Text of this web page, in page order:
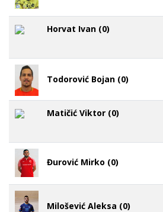
Horvat Ivan (0)
Todorović Bojan (0)
Matičić Viktor (0)
Đurović Mirko (0)
Milošević Aleksa (0)